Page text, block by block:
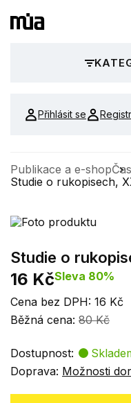
Přihlásit se
Publikace a e-shop
Studie o rukopisech,
Studie o
16 KčSleva 80%
Cena bez DPH: 16 Kč
Běžná cena: 80 Kč
Dostupnost:
Doprava: Možnosti